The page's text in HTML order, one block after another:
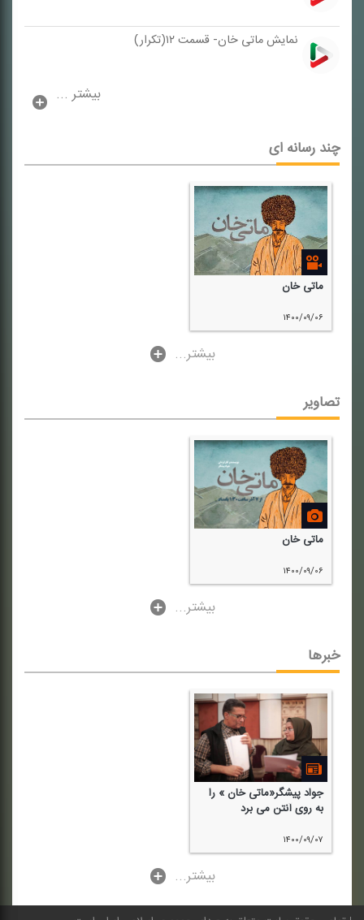
نمایش ماتی خان- قسمت ۱۲(تكرار)
بیشتر ...
چند رسانه ای
ماتی خان
۱۴۰۰/۰۹/۰۶
...بیشتر
تصاویر
ماتی خان
۱۴۰۰/۰۹/۰۶
...بیشتر
خبرها
جواد پیشگر«ماتی خان » را
به روی آنتن می برد
۱۴۰۰/۰۹/۰۷
...بیشتر